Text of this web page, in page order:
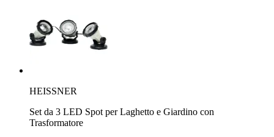
HEISSNER
Set da 3 LED Spot per Laghetto e Giardino con
Trasformatore